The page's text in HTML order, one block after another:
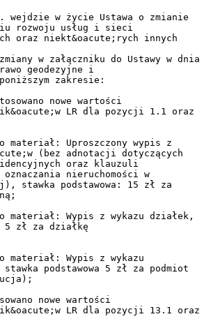
wejdzie w życie Ustawa o zmianie
rozwoju usług i sieci
oraz niekt&oacute;rych innych
zmiany w załączniku do Ustawy w dnia
geodezyjne i
zakresie:
nowe wartości
LR dla pozycji 1.1 oraz
materiał: Uproszczony wypis z
(bez adnotacji dotyczących
oraz klauzuli
nieruchomości w
stawka podstawowa: 15 zł za
materiał: Wypis z wykazu działek,
5 zł za działkę
materiał: Wypis z wykazu
stawka podstawowa 5 zł za podmiot
nowe wartości
LR dla pozycji 13.1 oraz